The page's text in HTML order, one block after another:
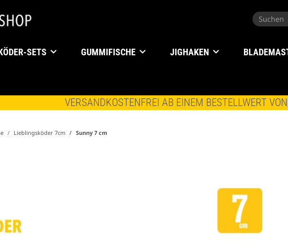
SETS GUMMIFISCHE JIGHAKEN
VERSANDKOSTENFREI AB EINEM BESTELLWERT
Lieblingsköder 7cm Sunny 7 cm